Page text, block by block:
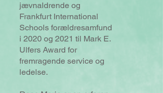
jævnaldrende og
Frankfurt International
Schools forældresamfund
i 2020 og 2021 til Mark E.
Ulfers Award for
fremragende service og
ledelse.